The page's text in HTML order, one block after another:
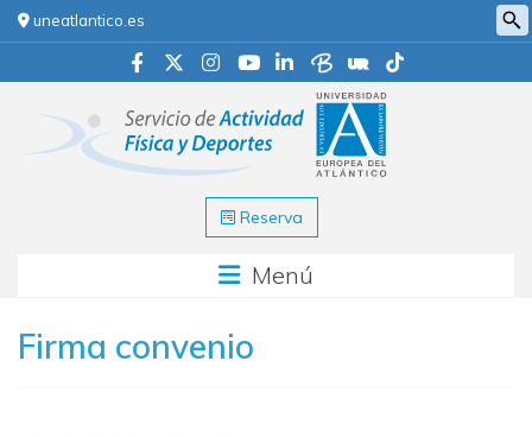
uneatlantico.es
Reserva
Menú
Firma convenio